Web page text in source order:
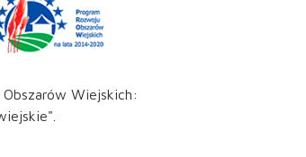
Wiejskich: